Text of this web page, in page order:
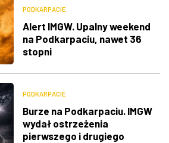
PODKARPACIE
Alert IMGW. Upalny weekend
na Podkarpaciu, nawet 36
stopni
PODKARPACIE
Burze na Podkarpaciu. IMGW
wydał ostrzeżenia
pierwszego i drugiego